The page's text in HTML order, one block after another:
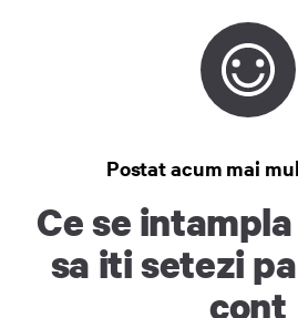
Contact
Postat acum mai
Ce se
sa iti setezi
cont